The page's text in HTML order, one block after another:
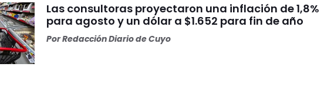
Las consultoras proyectaron una inflación de 1,8%
para agosto y un dólar a $1.652 para fin de año
PorRedacción Diario de Cuyo